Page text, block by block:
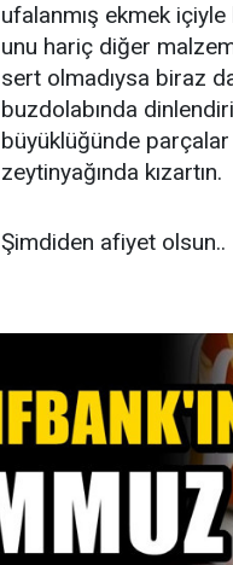
ufalanmış ekmek
unu hariç diğer
sert olmadıysa biraz
buzdolabında
büyüklüğünde parçalar
zeytinyağında kızartın.
Şimdiden afiyet olsun..